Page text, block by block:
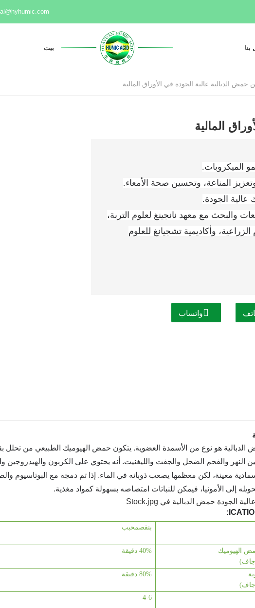
بيت بنا
المالية
والبحث مع معهد نانجينغ لعلوم التربة،
الزراعية، وأكاديمية تشجيانغ للعلوم
واتساب
هو نوع من الأسمدة العضوية. يتكون حمض الهيوميك الطبيعي من تحلل
النهر والفحم الضحل والجفت والليغنيت. أنه يحتوي على الكربون
معينة، لكن معظمها يصعب ذوبانه في الماء. إذا تم دمجه مع البوتاسيوم
إلى الأمونيا، فيمكن للنباتات امتصاصه بسهولة كمواد مغذية.
بنقصمحبب
الهيوميك
40% دقيقة
80% دقيقة
4-6